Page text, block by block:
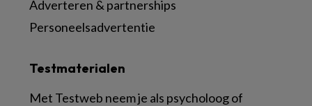
Testmaterialen
Met Testweb neem je als psycholoog of
Adverteren & partnerships
Personeelsadvertentie